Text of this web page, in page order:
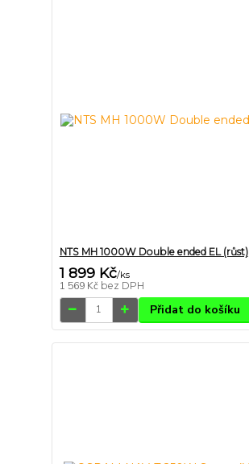
NTS MH 1000W Double ended EL (růst)
1 899 Kč/ks
1 569 Kč bez DPH
Přidat do košíku